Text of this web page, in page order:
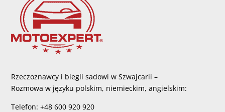
Rzeczoznawcy i biegli sadowi w Szwajcarii –
Rozmowa w języku polskim, niemieckim, angielskim:
Telefon: +48 600 920 920